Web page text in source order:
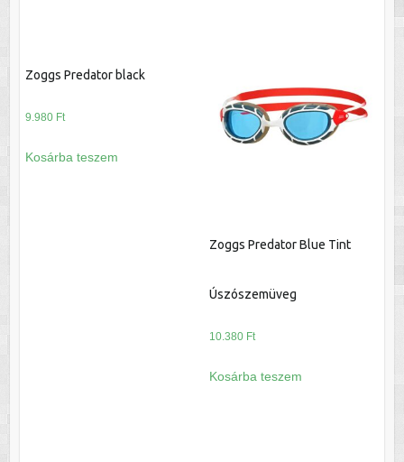
Zoggs Predator black
9.980 Ft
Kosárba teszem
Zoggs Predator Blue Tint
Úszószemüveg
10.380 Ft
Kosárba teszem